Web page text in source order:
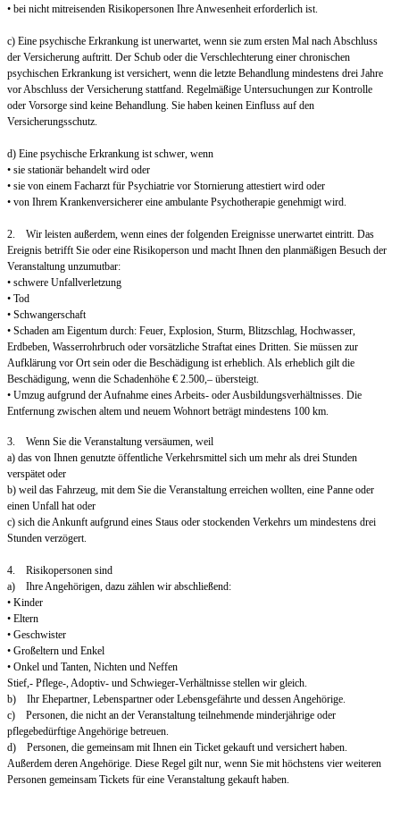
• bei nicht mitreisenden Risikopersonen Ihre Anwesenheit erforderlich ist.
c) Eine psychische Erkrankung ist unerwartet, wenn sie zum ersten Mal nach Abschluss
der Versicherung auftritt. Der Schub oder die Verschlechterung einer chronischen
psychischen Erkrankung ist versichert, wenn die letzte Behandlung mindestens drei Jahre
vor Abschluss der Versicherung stattfand. Regelmäßige Untersuchungen zur Kontrolle
oder Vorsorge sind keine Behandlung. Sie haben keinen Einfluss auf den
Versicherungsschutz.
d) Eine psychische Erkrankung ist schwer, wenn
• sie stationär behandelt wird oder
• sie von einem Facharzt für Psychiatrie vor Stornierung attestiert wird oder
• von Ihrem Krankenversicherer eine ambulante Psychotherapie genehmigt wird.
2. Wir leisten außerdem, wenn eines der folgenden Ereignisse unerwartet eintritt. Das
Ereignis betrifft Sie oder eine Risikoperson und macht Ihnen den planmäßigen Besuch der
Veranstaltung unzumutbar:
• schwere Unfallverletzung
• Tod
• Schwangerschaft
• Schaden am Eigentum durch: Feuer, Explosion, Sturm, Blitzschlag, Hochwasser,
Erdbeben, Wasserrohrbruch oder vorsätzliche Straftat eines Dritten. Sie müssen zur
Aufklärung vor Ort sein oder die Beschädigung ist erheblich. Als erheblich gilt die
Beschädigung, wenn die Schadenhöhe € 2.500,– übersteigt.
• Umzug aufgrund der Aufnahme eines Arbeits- oder Ausbildungsverhältnisses. Die
Entfernung zwischen altem und neuem Wohnort beträgt mindestens 100 km.
3. Wenn Sie die Veranstaltung versäumen, weil
a) das von Ihnen genutzte öffentliche Verkehrsmittel sich um mehr als drei Stunden
verspätet oder
b) weil das Fahrzeug, mit dem Sie die Veranstaltung erreichen wollten, eine Panne oder
einen Unfall hat oder
c) sich die Ankunft aufgrund eines Staus oder stockenden Verkehrs um mindestens drei
Stunden verzögert.
4. Risikopersonen sind
a) Ihre Angehörigen, dazu zählen wir abschließend:
• Kinder
• Eltern
• Geschwister
• Großeltern und Enkel
• Onkel und Tanten, Nichten und Neffen
Stief,- Pflege-, Adoptiv- und Schwieger-Verhältnisse stellen wir gleich.
b) Ihr Ehepartner, Lebenspartner oder Lebensgefährte und dessen Angehörige.
c) Personen, die nicht an der Veranstaltung teilnehmende minderjährige oder
pflegebedürftige Angehörige betreuen.
d) Personen, die gemeinsam mit Ihnen ein Ticket gekauft und versichert haben.
Außerdem deren Angehörige. Diese Regel gilt nur, wenn Sie mit höchstens vier weiteren
Personen gemeinsam Tickets für eine Veranstaltung gekauft haben.